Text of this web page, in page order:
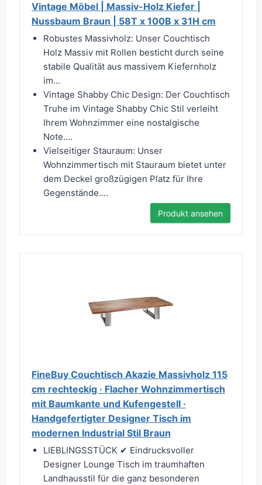
Vintage Möbel | Massiv-Holz Kiefer |
Nussbaum Braun | 58T x 100B x 31H cm
Robustes Massivholz: Unser Couchtisch
Holz Massiv mit Rollen besticht durch seine
stabile Qualität aus massivem Kiefernholz
im...
Vintage Shabby Chic Design: Der Couchtisch
Truhe im Vintage Shabby Chic Stil verleiht
Ihrem Wohnzimmer eine nostalgische
Note....
Vielseitiger Stauraum: Unser
Wohnzimmertisch mit Stauraum bietet unter
dem Deckel großzügigen Platz für Ihre
Gegenstände....
Produkt ansehen
FineBuy Couchtisch Akazie Massivholz 115
cm rechteckig · Flacher Wohnzimmertisch
mit Baumkante und Kufengestell ·
Handgefertigter Designer Tisch im
modernen Industrial Stil Braun
LIEBLINGSSTÜCK ✔ Eindrucksvoller
Designer Lounge Tisch im traumhaften
Landhausstil für die ganz besonderen